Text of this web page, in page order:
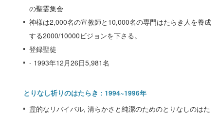
の聖霊集会
神様は2,000名の宣教師と10,000名の専門はたらき人を養成
する2000/10000ビジョンを下さる。
登録聖徒
- 1993年12月26日5,981名
とりなし祈りのはたらき : 1994~1996年
霊的なリバイバル, 清らかさと純潔のためのとりなしのはた